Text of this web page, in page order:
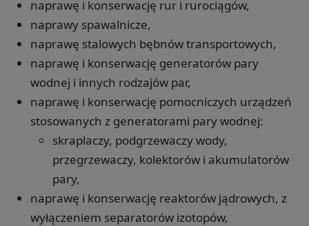
naprawę i konserwację rur i rurociągów,
naprawy spawalnicze,
naprawę stalowych bębnów transportowych,
naprawę i konserwację generatorów pary
wodnej i innych rodzajów par,
naprawę i konserwację pomocniczych urządzeń
stosowanych z generatorami pary wodnej:
skraplaczy, podgrzewaczy wody,
przegrzewaczy, kolektorów i akumulatorów
pary,
naprawę i konserwację reaktorów jądrowych, z
wyłączeniem separatorów izotopów,